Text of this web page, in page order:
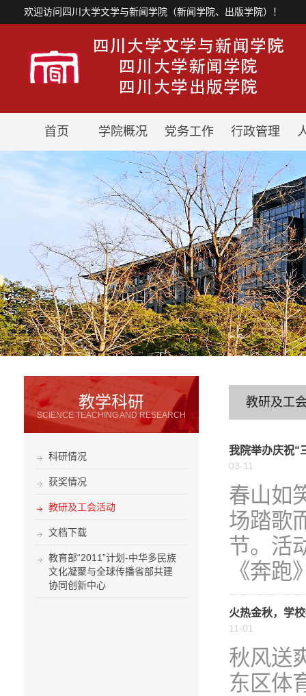
欢迎访问四川大学文学与新闻学院（新闻学院、出版学院）！
首页 学院概况 党务工作 行政管理
教学科研
SCIENCE TEACHING AND RESEARCH
科研情况
获奖情况
教研及工会活动
文档下载
教育部“2011”计划-中华多民族
文化凝聚与全球传播省部共建
协同创新中心
教研及工
我院举办庆祝“
03-11
春山如
场踏歌
节。活
《奔跑
火热金秋，学
11-01
秋风送
东区体